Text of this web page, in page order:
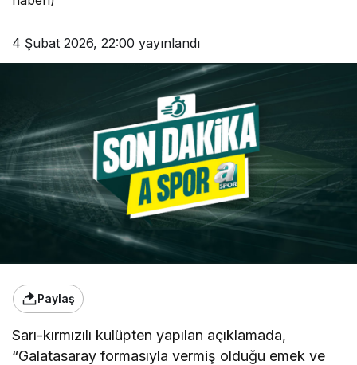
4 Şubat 2026, 22:00 yayınlandı
Paylaş
Sarı-kırmızılı kulüpten yapılan açıklamada,
“Galatasaray formasıyla vermiş olduğu emek ve